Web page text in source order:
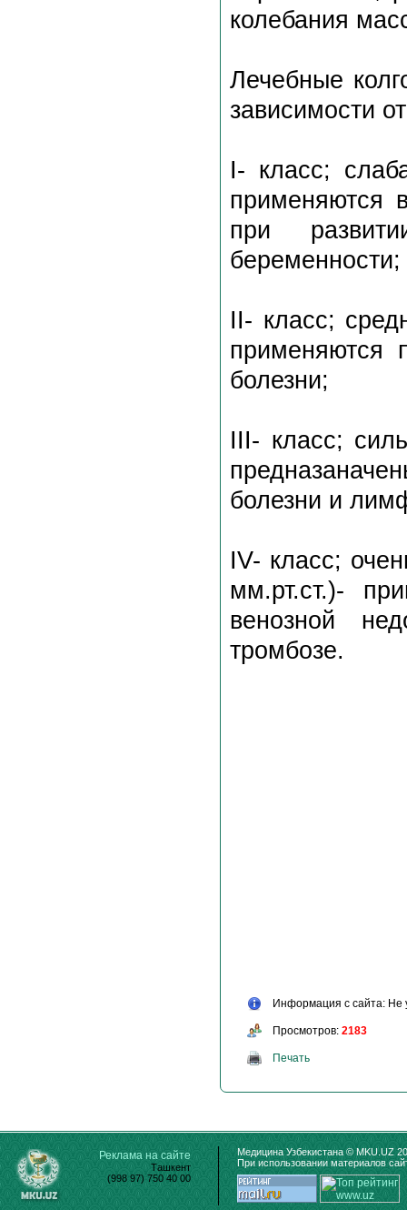
колебания
Лечебные
зависимости
I- класс;
применяются
при
беременности;
II- класс;
применяются
болезни;
III- класс;
болезни и
IV- класс;
мм.рт.ст.)-
венозной
тромбозе.
Информация с сайта: Не
Просмотров: 2183
Печать
Реклама на сайте
Ташкент
(998 97) 750 40 00
Медицина Узбекистана © MKU.UZ
При использовании материалов